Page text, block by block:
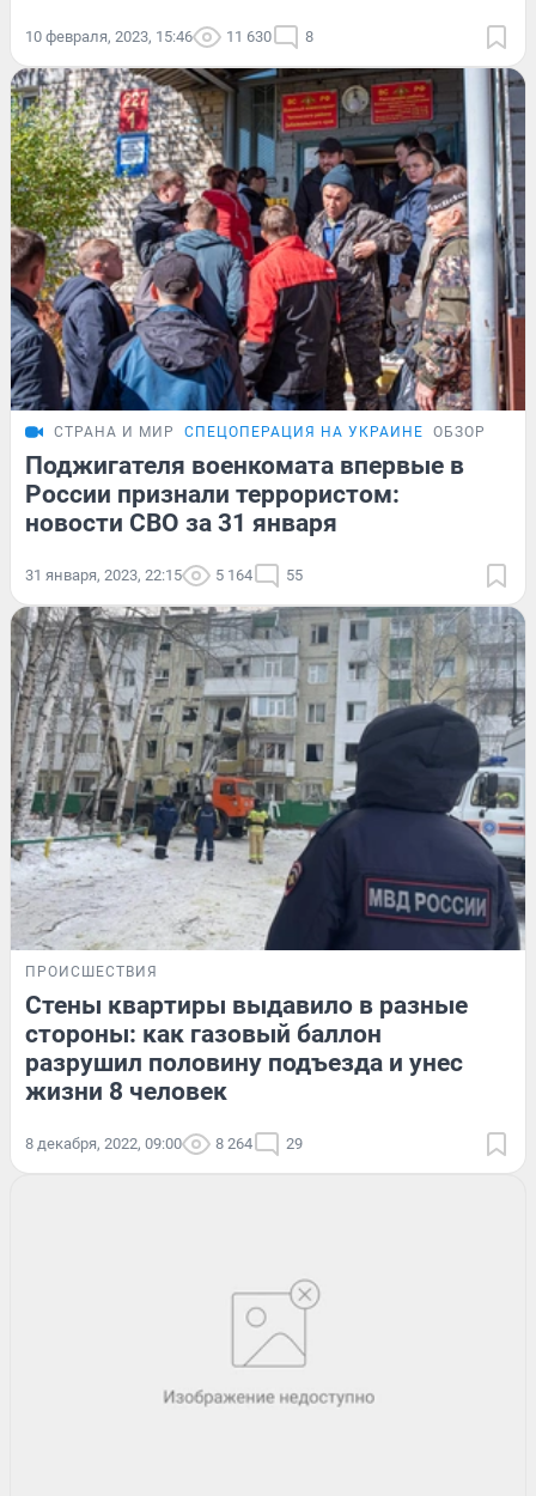
10 февраля, 2023, 15:46 11 630 8
СТРАНА И МИР СПЕЦОПЕРАЦИЯ НА УКРАИНЕ ОБЗОР
Поджигателя военкомата впервые в
России признали террористом:
новости СВО за 31 января
31 января, 2023, 22:15 5 164 55
ПРОИСШЕСТВИЯ
Стены квартиры выдавило в разные
стороны: как газовый баллон
разрушил половину подъезда и унес
жизни 8 человек
8 декабря, 2022, 09:00 8 264 29